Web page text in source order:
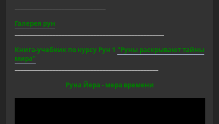
Галерея рун
Книга-учебник по курсу Рун 1 "Руны раскрывают тайны
мира"
Руна Йера - мера времени